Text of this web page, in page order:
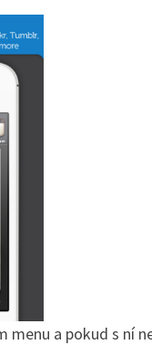
menu a pokud s ní